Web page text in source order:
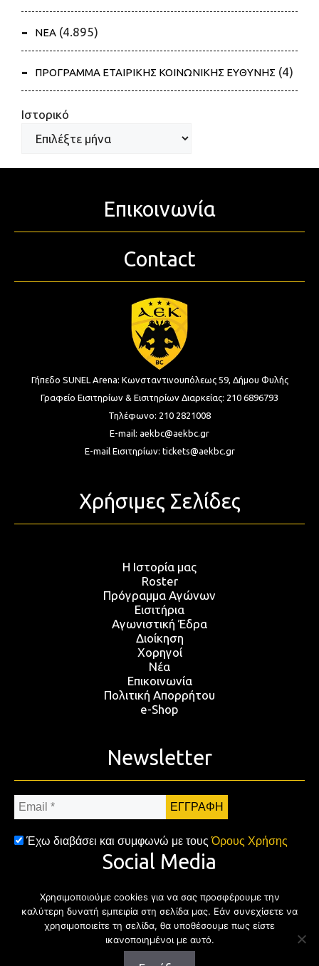
ΝΕΑ (4.895)
ΠΡΟΓΡΑΜΜΑ ΕΤΑΙΡΙΚΗΣ ΚΟΙΝΩΝΙΚΗΣ ΕΥΘΥΝΗΣ (4)
Ιστορικό
Επικοινωνία
Contact
Γήπεδο SUNEL Arena: Κωνσταντινουπόλεως 59, Δήμου Φυλής
Γραφείο Εισιτηρίων & Εισιτηρίων Διαρκείας: 210 6896793
Τηλέφωνο: 210 2821008
E-mail: aekbc@aekbc.gr
E-mail Εισιτηρίων: tickets@aekbc.gr
Χρήσιμες Σελίδες
Η Ιστορία μας
Roster
Πρόγραμμα Αγώνων
Εισιτήρια
Αγωνιστική Έδρα
Διοίκηση
Χορηγοί
Νέα
Επικοινωνία
Πολιτική Απορρήτου
e-Shop
Newsletter
Email
*
Έχω διαβάσει και συμφωνώ με τουςΌρους Χρήσης
Social Media
FacebookTwitter Instagram
Χρησιμοποιούμε cookies για να σας προσφέρουμε την
καλύτερη δυνατή εμπειρία στη σελίδα μας. Εάν συνεχίσετε να
χρησιμοποιείτε τη σελίδα, θα υποθέσουμε πως είστε
ικανοποιημένοι με αυτό.